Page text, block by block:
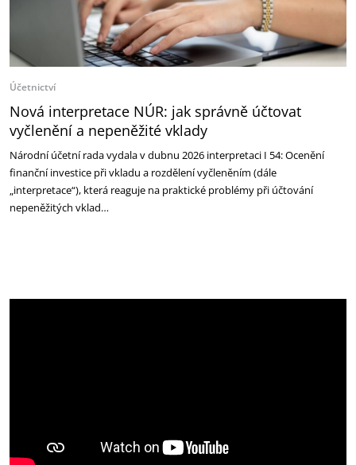
Účetnictví
Nová interpretace NÚR: jak správně účtovat
vyčlenění a nepeněžité vklady
Národní účetní rada vydala v dubnu 2026 interpretaci I 54: Ocenění
finanční investice při vkladu a rozdělení vyčleněním (dále
„interpretace“), která reaguje na praktické problémy při účtování
nepeněžitých vklad…